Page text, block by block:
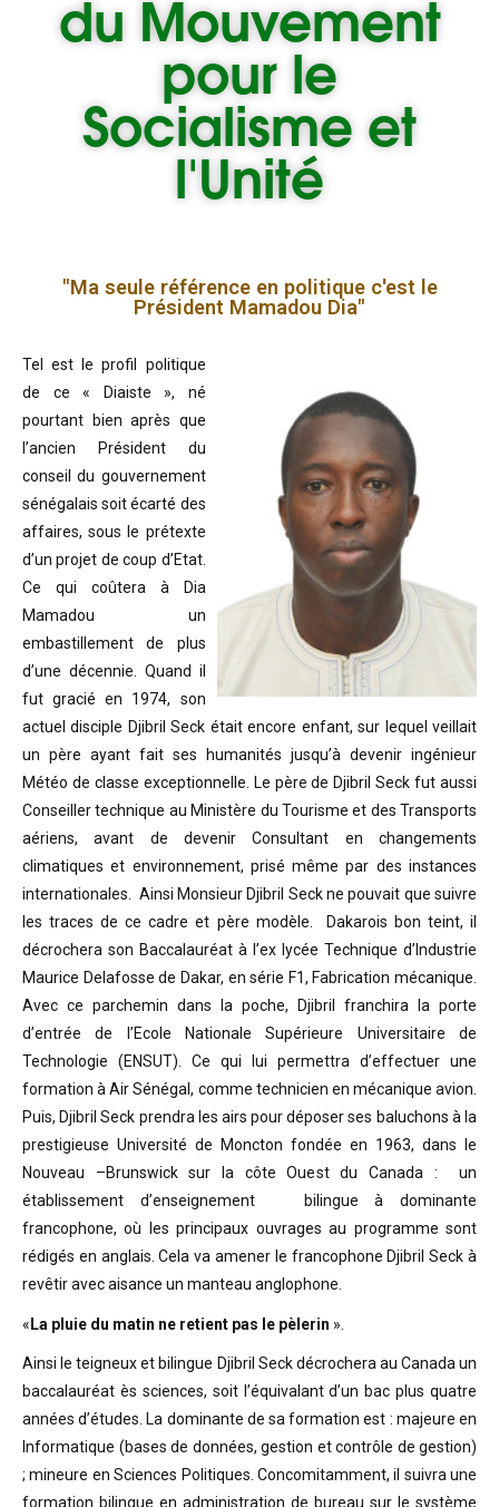
du Mouvement
pour le
Socialisme et
l'Unité
"Ma seule référence en politique c'est le
Président Mamadou Dia"
Tel est le profil politique
de ce « Diaiste », né
pourtant bien après que
l’ancien Président du
conseil du gouvernement
sénégalais soit écarté des
affaires, sous le prétexte
d’un projet de coup d’Etat.
Ce qui coûtera à Dia
Mamadou un
embastillement de plus
d’une décennie. Quand il
fut gracié en 1974, son
actuel disciple Djibril Seck était encore enfant, sur lequel veillait
un père ayant fait ses humanités jusqu’à devenir ingénieur
Météo de classe exceptionnelle. Le père de Djibril Seck fut aussi
Conseiller technique au Ministère du Tourisme et des Transports
aériens, avant de devenir Consultant en changements
climatiques et environnement, prisé même par des instances
internationales. Ainsi Monsieur Djibril Seck ne pouvait que suivre
les traces de ce cadre et père modèle. Dakarois bon teint, il
décrochera son Baccalauréat à l’ex lycée Technique d’Industrie
Maurice Delafosse de Dakar, en série F1, Fabrication mécanique.
Avec ce parchemin dans la poche, Djibril franchira la porte
d’entrée de l’Ecole Nationale Supérieure Universitaire de
Technologie (ENSUT). Ce qui lui permettra d’effectuer une
formation à Air Sénégal, comme technicien en mécanique avion.
Puis, Djibril Seck prendra les airs pour déposer ses baluchons à la
prestigieuse Université de Moncton fondée en 1963, dans le
Nouveau –Brunswick sur la côte Ouest du Canada : un
établissement d’enseignement bilingue à dominante
francophone, où les principaux ouvrages au programme sont
rédigés en anglais. Cela va amener le francophone Djibril Seck à
revêtir avec aisance un manteau anglophone.
«La pluie du matin ne retient pas le pèlerin ».
Ainsi le teigneux et bilingue Djibril Seck décrochera au Canada un
baccalauréat ès sciences, soit l’équivalant d’un bac plus quatre
années d’études. La dominante de sa formation est : majeure en
Informatique (bases de données, gestion et contrôle de gestion)
; mineure en Sciences Politiques. Concomitamment, il suivra une
formation bilingue en administration de bureau sur le système